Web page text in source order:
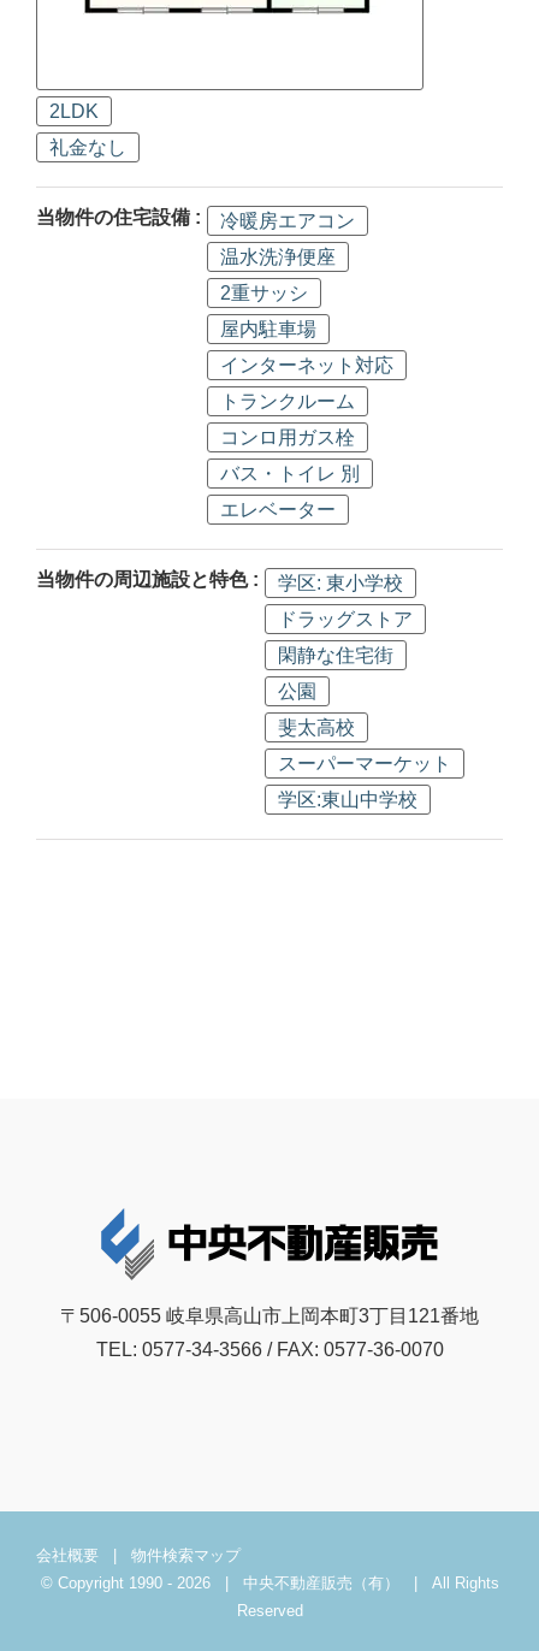
2LDK
礼金なし
当物件の住宅設備 :
冷暖房エアコン
温水洗浄便座
2重サッシ
屋内駐車場
インターネット対応
トランクルーム
コンロ用ガス栓
バス・トイレ 別
エレベーター
当物件の周辺施設と特色 :
学区: 東小学校
ドラッグストア
閑静な住宅街
公園
斐太高校
スーパーマーケット
学区:東山中学校
〒506-0055 岐阜県高山市上岡本町3丁目121番地
TEL: 0577-34-3566 / FAX: 0577-36-0070
会社概要 | 物件検索マップ
© Copyright 1990 - 2026 | 中央不動産販売（有） | All Rights
Reserved